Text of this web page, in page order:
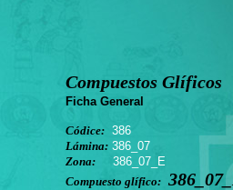
Compuestos Glíficos
Ficha General
Códice: 386
Lámina: 386_07
Zona:
386_07_E
Compuesto glífico: